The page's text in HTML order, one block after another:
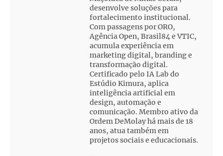
desenvolve soluções para
fortalecimento institucional.
Com passagens por ORO,
Agência Open, Brasil84 e VTIC,
acumula experiência em
marketing digital, branding e
transformação digital.
Certificado pelo IA Lab do
Estúdio Kimura, aplica
inteligência artificial em
design, automação e
comunicação. Membro ativo da
Ordem DeMolay há mais de 18
anos, atua também em
projetos sociais e educacionais.